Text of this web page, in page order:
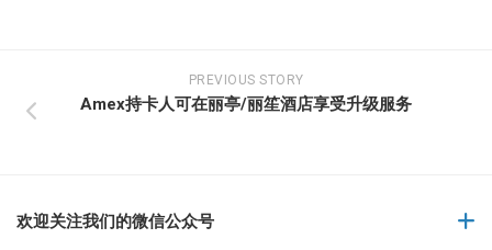
PREVIOUS STORY
Amex持卡人可在丽亭/丽笙酒店享受升级服务
欢迎关注我们的微信公众号